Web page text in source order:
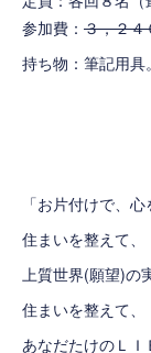
参加費： ３，２４
持ち物：筆記用具
「お片付けで、心
住まいを整えて、
上質世界(願望)の
住まいを整えて、
あなだたけのＬＩ